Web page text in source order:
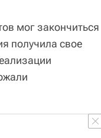
мог закончиться
получила свое